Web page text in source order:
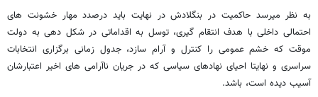
به نظر میرسد حاکمیت در بنگلادش در نهایت باید درصدد مهار خشونت های
احتمالی داخلی با هدف انتقام گیری، توسل به اقداماتی در شکل دهی به دولت
موقت که خشم عمومی را کنترل و آرام سازد، جدول زمانی برگزاری انتخابات
سراسری و نهایتا احیای نهادهای سیاسی که در جریان ناآرامی های اخیر اعتبارشان
آسیب دیده است، باشد.